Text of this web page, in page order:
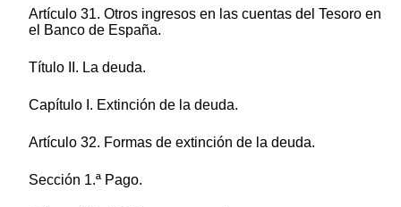
Artículo 31. Otros ingresos en las cuentas del Tesoro en
el Banco de España.
Título II. La deuda.
Capítulo I. Extinción de la deuda.
Artículo 32. Formas de extinción de la deuda.
Sección 1.ª Pago.